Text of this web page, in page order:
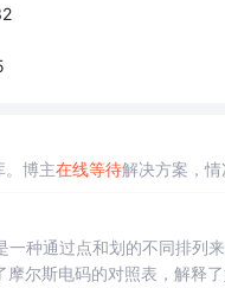
。博主在线等待解决方案，情
种通过点和划的不同排列
尔斯电码的对照表，解释